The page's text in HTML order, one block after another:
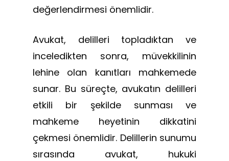
değerlendirmesi önemlidir.
Avukat, delilleri topladıktan ve
inceledikten sonra, müvekkilinin
lehine olan kanıtları mahkemede
sunar. Bu süreçte, avukatın delilleri
etkili bir şekilde sunması ve
mahkeme heyetinin dikkatini
çekmesi önemlidir. Delillerin sunumu
sırasında avukat, hukuki